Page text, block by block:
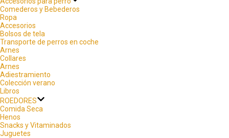
Comederos y Bebederos
Ropa
Accesorios
Bolsos de tela
Transporte de perros en coche
Arnes
Collares
Arnes
Adiestramiento
Colección verano
Libros
ROEDORES
Comida Seca
Henos
Snacks y Vitaminados
Juguetes